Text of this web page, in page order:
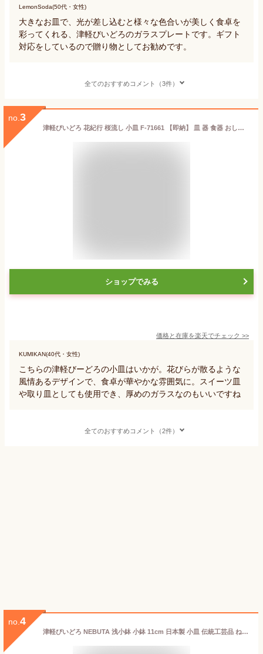
LemonSoda(50代・女性)
大きなお皿で、光が差し込むと様々な色合いが美しく食卓を
彩ってくれる、津軽びいどろのガラスプレートです。ギフト
対応をしているので贈り物としてお勧めです。
全てのおすすめコメント（3件）
no. 3
津軽びいどろ 花紀行 桜流し 小皿 F-71661 【即納】 皿 器 食器 おしゃれ 桜 さくら サクラ インテリア 日本 伝統工芸 食卓 ガラス
ショップでみる
価格と在庫を楽天でチェック >>
KUMIKAN(40代・女性)
こちらの津軽びーどろの小皿はいかが。花びらが散るような
風情あるデザインで、食卓が華やかな雰囲気に。スイーツ皿
や取り皿としても使用でき、厚めのガラスなのもいいですね
全てのおすすめコメント（2件）
no. 4
津軽びいどろ NEBUTA 浅小鉢 小鉢 11cm 日本製 小皿 伝統工芸品 ねぶた 津軽ビードロ ビイドロ びーどろ ガラス 和食器 副菜鉢 和洋折衷 手作り ギフト 酒器 化粧箱 プレゼント 還暦祝 敬老の日 御祝 結婚祝 父の日 KT480-1670